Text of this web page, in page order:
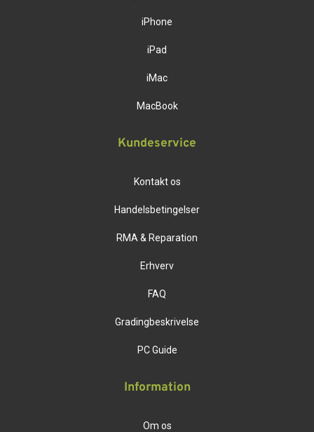
iPhone
iPad
iMac
MacBook
Kundeservice
Kontakt os
Handelsbetingelser
RMA & Reparation
Erhverv
FAQ
Gradingbeskrivelse
PC Guide
Information
Om os